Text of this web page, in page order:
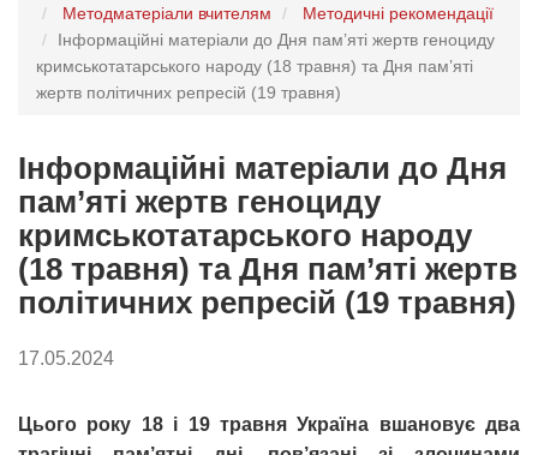
Методматеріали вчителям
Методичні рекомендації
Інформаційні матеріали до Дня пам’яті жертв геноциду
кримськотатарського народу (18 травня) та Дня пам’яті
жертв політичних репресій (19 травня)
Інформаційні матеріали до Дня
пам’яті жертв геноциду
кримськотатарського народу
(18 травня) та Дня пам’яті жертв
політичних репресій (19 травня)
17.05.2024
Цього року 18 і 19 травня Україна вшановує два